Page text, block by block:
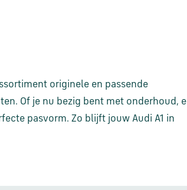
originele en passende
Of je nu bezig bent met onderhoud,
pasvorm. Zo blijft jouw Audi A1 in